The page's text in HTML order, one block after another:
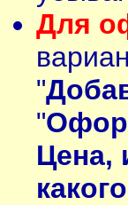
Для
"
"
Цена,